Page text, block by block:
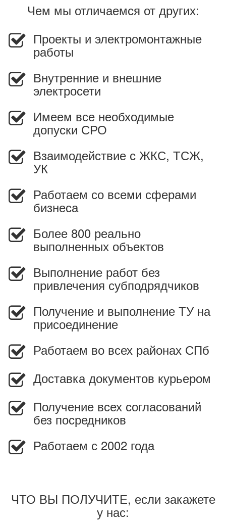
Чем мы отличаемся от других:
Проекты и электромонтажные
работы
Внутренние и внешние
электросети
Имеем все необходимые
допуски СРО
Взаимодействие с ЖКС, ТСЖ,
УК
Работаем со всеми сферами
бизнеса
Более 800 реально
выполненных объектов
Выполнение работ без
привлечения субподрядчиков
Получение и выполнение ТУ на
присоединение
Работаем во всех районах СПб
Доставка документов курьером
Получение всех согласований
без посредников
Работаем с 2002 года
ЧТО ВЫ ПОЛУЧИТЕ, если закажете
у нас: